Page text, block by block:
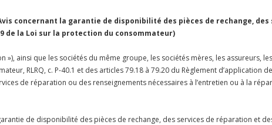
concernant la garantie de disponibilité des pièces de rechange,
de la Loi sur la protection du consommateur)
»), ainsi que les sociétés du même groupe, les sociétés mères, les assureurs,
RLRQ, c. P-40.1 et des articles 79.18 à 79.20 du Règlement d’application
de réparation ou des renseignements nécessaires à l’entretien ou à la
de disponibilité des pièces de rechange, des services de réparation et